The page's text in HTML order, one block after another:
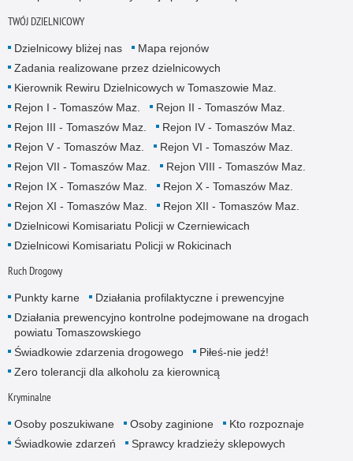
TWÓJ DZIELNICOWY
Dzielnicowy bliżej nas
Mapa rejonów
Zadania realizowane przez dzielnicowych
Kierownik Rewiru Dzielnicowych w Tomaszowie Maz.
Rejon I - Tomaszów Maz.
Rejon II - Tomaszów Maz.
Rejon III - Tomaszów Maz.
Rejon IV - Tomaszów Maz.
Rejon V - Tomaszów Maz.
Rejon VI - Tomaszów Maz.
Rejon VII - Tomaszów Maz.
Rejon VIII - Tomaszów Maz.
Rejon IX - Tomaszów Maz.
Rejon X - Tomaszów Maz.
Rejon XI - Tomaszów Maz.
Rejon XII - Tomaszów Maz.
Dzielnicowi Komisariatu Policji w Czerniewicach
Dzielnicowi Komisariatu Policji w Rokicinach
Ruch Drogowy
Punkty karne
Działania profilaktyczne i prewencyjne
Działania prewencyjno kontrolne podejmowane na drogach
powiatu Tomaszowskiego
Świadkowie zdarzenia drogowego
Piłeś-nie jedź!
Zero tolerancji dla alkoholu za kierownicą
Kryminalne
Osoby poszukiwane Osoby zaginione
Kto rozpoznaje
Świadkowie zdarzeń
Sprawcy kradzieży sklepowych